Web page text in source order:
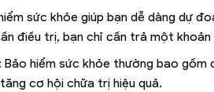
sức khỏe giúp bạn dễ dàng dự
điều trị, bạn chỉ cần trả một khoản
Bảo hiểm sức khỏe thường bao
cơ hội chữa trị hiệu quả.